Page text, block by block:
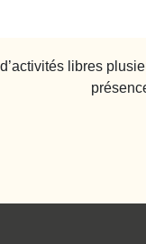
libres